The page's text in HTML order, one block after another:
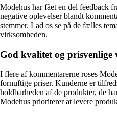
Modehus har fået en del feedback
negative oplevelser blandt
stemmer. Lad os se på de fælles
virksomheden.
God kvalitet og prisvenlige
I flere af kommentarerne roses
fornuftige priser. Kunderne er
holdbarheden af de produkter, de
Modehus prioriterer at levere